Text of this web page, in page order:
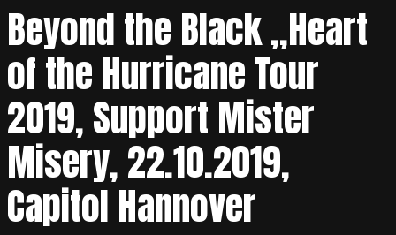
Beyond the Black „Heart
of the Hurricane Tour
2019, Support Mister
Misery, 22.10.2019,
Capitol Hannover